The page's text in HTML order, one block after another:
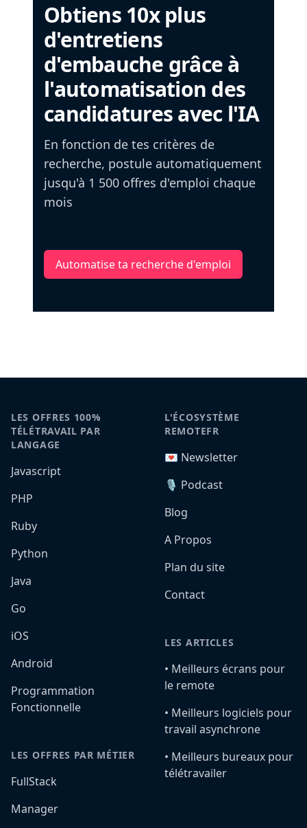
Obtiens 10x plus
d'entretiens
d'embauche grâce à
l'automatisation des
candidatures avec l'IA
En fonction de tes critères de
recherche, postule automatiquement
jusqu'à 1 500 offres d'emploi chaque
mois
Automatise ta recherche d'emploi
LES OFFRES 100%
TÉLÉTRAVAIL PAR
LANGAGE
Javascript
PHP
Ruby
Python
Java
Go
iOS
Android
Programmation
Fonctionnelle
LES OFFRES PAR MÉTIER
FullStack
Manager
L'ÉCOSYSTÈME
REMOTEFR
💌 Newsletter
🎙️ Podcast
Blog
A Propos
Plan du site
Contact
LES ARTICLES
•️ Meilleurs écrans pour
le remote
•️ Meilleurs logiciels pour
travail asynchrone
•️ Meilleurs bureaux pour
télétravailer